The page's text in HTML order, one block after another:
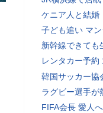
ケニア人と結婚
子ども追い マ
新幹線できても
レンタカー予約
韓国サッカー協
ラグビー選手が
FIFA会長 愛人